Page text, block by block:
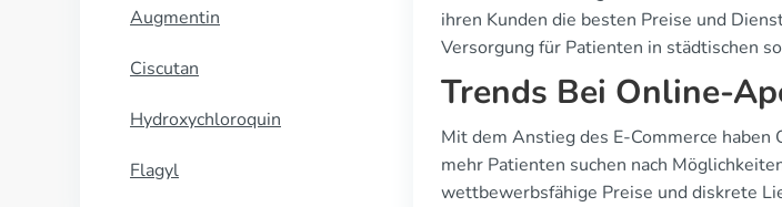
Augmentin
Ciscutan
Hydroxychloroquin
Flagyl
ihren Kunden die besten Preise und
Versorgung für Patienten in städtischen
Trends Bei Online-
Mit dem Anstieg des E-Commerce
mehr Patienten suchen nach
wettbewerbsfähige Preise und diskrete